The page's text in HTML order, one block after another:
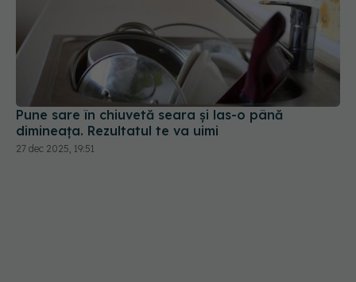
Pune sare în chiuvetă seara și las-o până
dimineața. Rezultatul te va uimi
27 dec 2025, 19:51